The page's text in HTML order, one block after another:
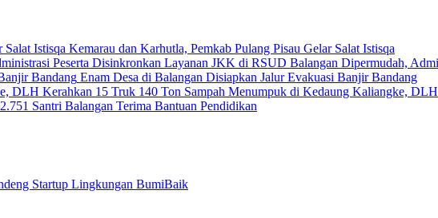
Kemarau dan Karhutla, Pemkab Pulang Pisau Gelar Salat Istisqa
Layanan JKK di RSUD Balangan Dipermudah,
Enam Desa di Balangan Disiapkan Jalur Evakuasi Banjir Bandang
140 Ton Sampah Menumpuk di Kedaung Kaliangke,
2.751 Santri Balangan Terima Bantuan Pendidikan